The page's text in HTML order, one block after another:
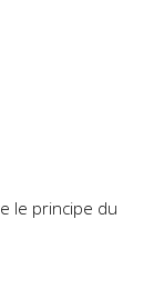
le principe du